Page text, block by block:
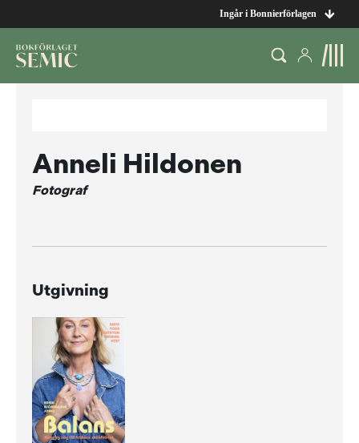
Ingår i Bonnierförlagen
Anneli Hildonen
Fotograf
Utgivning